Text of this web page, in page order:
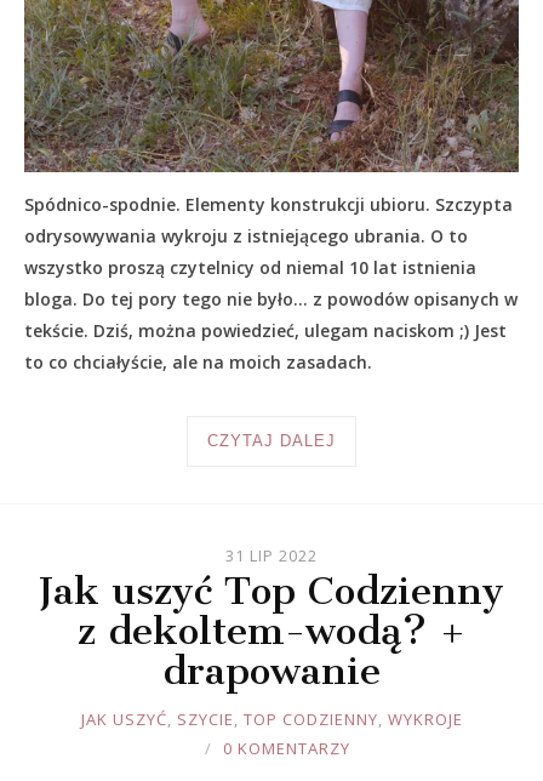
Spódnico-spodnie. Elementy konstrukcji ubioru. Szczypta
odrysowywania wykroju z istniejącego ubrania. O to
wszystko proszą czytelnicy od niemal 10 lat istnienia
bloga. Do tej pory tego nie było… z powodów opisanych w
tekście. Dziś, można powiedzieć, ulegam naciskom ;) Jest
to co chciałyście, ale na moich zasadach.
CZYTAJ DALEJ
31 LIP 2022
Jak uszyć Top Codzienny
z dekoltem-wodą? +
drapowanie
JOULE
JAK USZYĆ, SZYCIE, TOP CODZIENNY, WYKROJE
0 KOMENTARZY